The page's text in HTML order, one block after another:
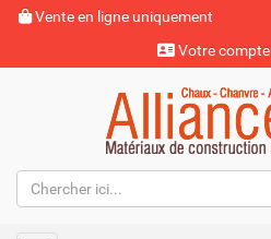
Vente en ligne uniquement
Votre compte